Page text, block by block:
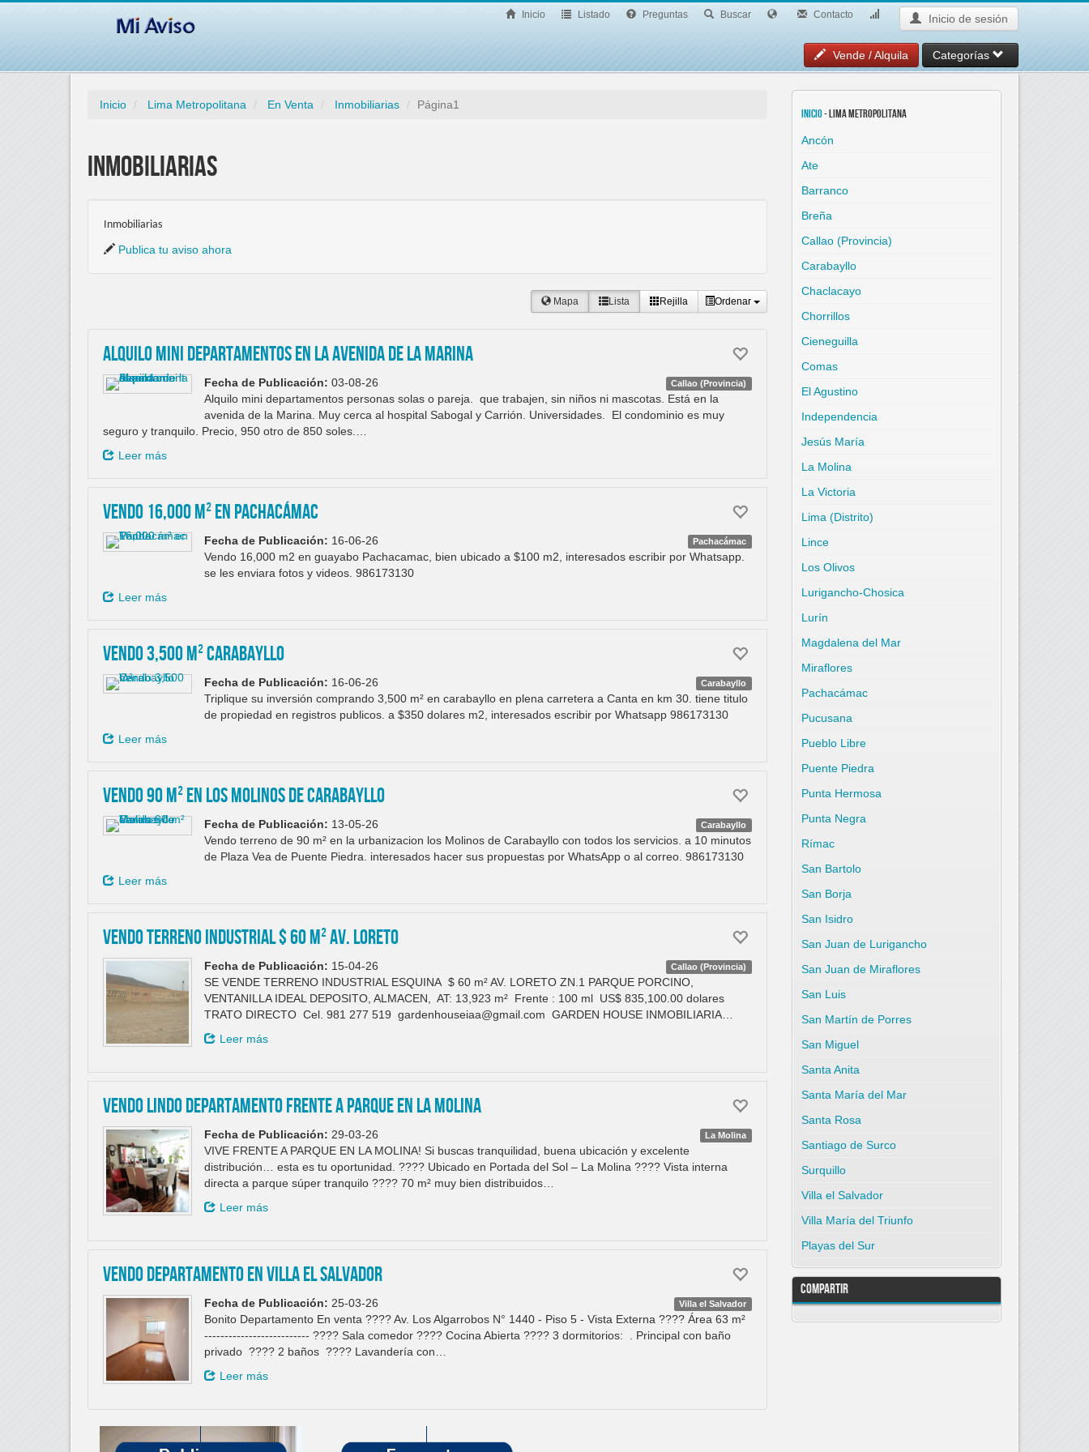
Inicio Listado Preguntas Buscar Contacto Inicio de sesión
Vende / Alquila Categorías
Inicio Lima Metropolitana En Venta Inmobiliarias Página1
Inmobiliarias
Inmobiliarias
Publica tu aviso ahora
Mapa Lista Rejilla Ordenar
Alquilo mini departamentos en la avenida de la Marina
Callao (Provincia)
Fecha de Publicación: 03-08-26
Alquilo mini departamentos personas solas o pareja. que trabajen, sin niños ni mascotas. Está en la
avenida de la Marina. Muy cerca al hospital Sabogal y Carrión. Universidades. El condominio es muy
seguro y tranquilo. Precio, 950 otro de 850 soles.…
Leer más
Vendo 16,000 m² en Pachacámac
Pachacámac
Fecha de Publicación: 16-06-26
Vendo 16,000 m2 en guayabo Pachacamac, bien ubicado a $100 m2, interesados escribir por Whatsapp.
se les enviara fotos y videos. 986173130
Leer más
Vendo 3,500 m² Carabayllo
Carabayllo
Fecha de Publicación: 16-06-26
Triplique su inversión comprando 3,500 m² en carabayllo en plena carretera a Canta en km 30. tiene titulo
de propiedad en registros publicos. a $350 dolares m2, interesados escribir por Whatsapp 986173130
Leer más
Vendo 90 m² en los Molinos de Carabayllo
Carabayllo
Fecha de Publicación: 13-05-26
Vendo terreno de 90 m² en la urbanizacion los Molinos de Carabayllo con todos los servicios. a 10 minutos
de Plaza Vea de Puente Piedra. interesados hacer sus propuestas por WhatsApp o al correo. 986173130
Leer más
VENDO TERRENO INDUSTRIAL $ 60 m² AV. LORETO
Callao (Provincia)
Fecha de Publicación: 15-04-26
SE VENDE TERRENO INDUSTRIAL ESQUINA $ 60 m² AV. LORETO ZN.1 PARQUE PORCINO,
VENTANILLA IDEAL DEPOSITO, ALMACEN, AT: 13,923 m² Frente : 100 ml US$ 835,100.00 dolares
TRATO DIRECTO Cel. 981 277 519 gardenhouseiaa@gmail.com GARDEN HOUSE INMOBILIARIA…
Leer más
VENDO LINDO DEPARTAMENTO FRENTE A PARQUE EN LA MOLINA
La Molina
Fecha de Publicación: 29-03-26
VIVE FRENTE A PARQUE EN LA MOLINA! Si buscas tranquilidad, buena ubicación y excelente
distribución… esta es tu oportunidad. ???? Ubicado en Portada del Sol – La Molina ???? Vista interna
directa a parque súper tranquilo ???? 70 m² muy bien distribuidos…
Leer más
VENDO DEPARTAMENTO EN VILLA EL SALVADOR
Villa el Salvador
Fecha de Publicación: 25-03-26
Bonito Departamento En venta ???? Av. Los Algarrobos N° 1440 - Piso 5 - Vista Externa ???? Área 63 m²
-------------------------- ???? Sala comedor ???? Cocina Abierta ???? 3 dormitorios: . Principal con baño
privado ???? 2 baños ???? Lavandería con…
Leer más
Inicio- Lima Metropolitana
Ancón
Ate
Barranco
Breña
Callao (Provincia)
Carabayllo
Chaclacayo
Chorrillos
Cieneguilla
Comas
El Agustino
Independencia
Jesús María
La Molina
La Victoria
Lima (Distrito)
Lince
Los Olivos
Lurigancho-Chosica
Lurín
Magdalena del Mar
Miraflores
Pachacámac
Pucusana
Pueblo Libre
Puente Piedra
Punta Hermosa
Punta Negra
Rímac
San Bartolo
San Borja
San Isidro
San Juan de Lurigancho
San Juan de Miraflores
San Luis
San Martín de Porres
San Miguel
Santa Anita
Santa María del Mar
Santa Rosa
Santiago de Surco
Surquillo
Villa el Salvador
Villa María del Triunfo
Playas del Sur
Compartir